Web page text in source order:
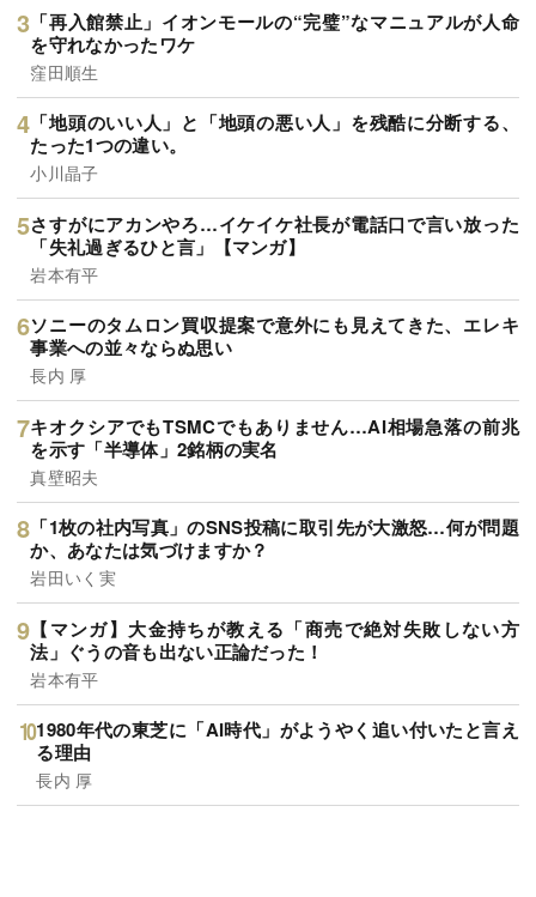
「再入館禁止」イオンモールの“完璧”なマニュアルが人命
を守れなかったワケ
窪田順生
「地頭のいい人」と「地頭の悪い人」を残酷に分断する、
たった1つの違い。
小川晶子
さすがにアカンやろ…イケイケ社長が電話口で言い放った
「失礼過ぎるひと言」【マンガ】
岩本有平
ソニーのタムロン買収提案で意外にも見えてきた、エレキ
事業への並々ならぬ思い
長内 厚
キオクシアでもTSMCでもありません…AI相場急落の前兆
を示す「半導体」2銘柄の実名
真壁昭夫
「1枚の社内写真」のSNS投稿に取引先が大激怒…何が問題
か、あなたは気づけますか？
岩田いく実
【マンガ】大金持ちが教える「商売で絶対失敗しない方
法」ぐうの音も出ない正論だった！
岩本有平
1980年代の東芝に「AI時代」がようやく追い付いたと言え
る理由
長内 厚